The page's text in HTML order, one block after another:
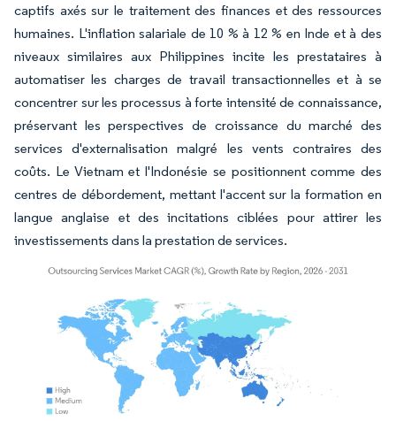
captifs axés sur le traitement des finances et des ressources
humaines. L'inflation salariale de 10 % à 12 % en Inde et à des
niveaux similaires aux Philippines incite les prestataires à
automatiser les charges de travail transactionnelles et à se
concentrer sur les processus à forte intensité de connaissance,
préservant les perspectives de croissance du marché des
services d'externalisation malgré les vents contraires des
coûts. Le Vietnam et l'Indonésie se positionnent comme des
centres de débordement, mettant l'accent sur la formation en
langue anglaise et des incitations ciblées pour attirer les
investissements dans la prestation de services.